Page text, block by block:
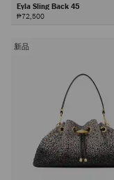
Eyla Sling Back 45
₱72,500
新品